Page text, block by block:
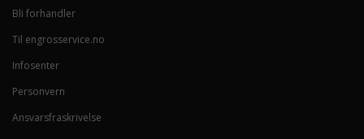
Bli forhandler
Til engrosservice.no
Infosenter
Personvern
Ansvarsfraskrivelse